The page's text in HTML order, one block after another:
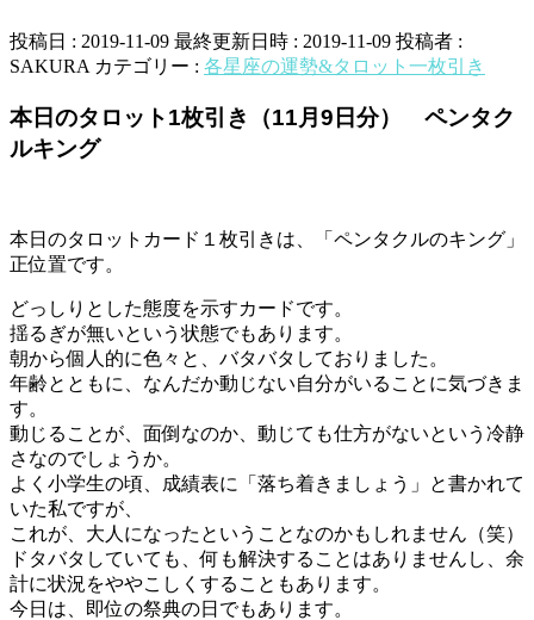
投稿日 : 2019-11-09 最終更新日時 : 2019-11-09 投稿者 :
SAKURA カテゴリー : 各星座の運勢&タロット一枚引き
本日のタロット1枚引き（11月9日分） ペンタク
ルキング
本日のタロットカード１枚引きは、「ペンタクルのキング」
正位置です。
どっしりとした態度を示すカードです。
揺るぎが無いという状態でもあります。
朝から個人的に色々と、バタバタしておりました。
年齢とともに、なんだか動じない自分がいることに気づきま
す。
動じることが、面倒なのか、動じても仕方がないという冷静
さなのでしょうか。
よく小学生の頃、成績表に「落ち着きましょう」と書かれて
いた私ですが、
これが、大人になったということなのかもしれません（笑）
ドタバタしていても、何も解決することはありませんし、余
計に状況をややこしくすることもあります。
今日は、即位の祭典の日でもあります。